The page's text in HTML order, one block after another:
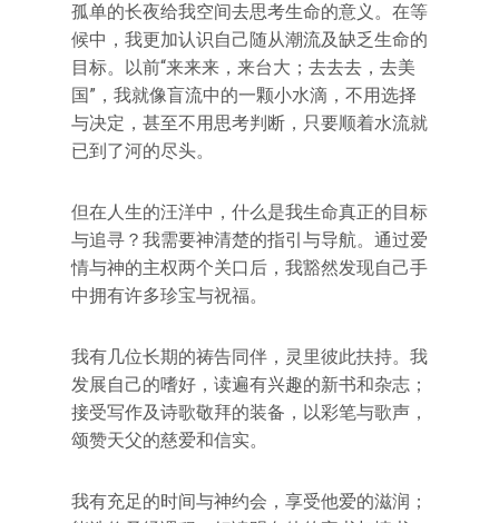
孤单的长夜给我空间去思考生命的意义。在等
候中，我更加认识自己随从潮流及缺乏生命的
目标。以前“来来来，来台大；去去去，去美
国”，我就像盲流中的一颗小水滴，不用选择
与决定，甚至不用思考判断，只要顺着水流就
已到了河的尽头。
但在人生的汪洋中，什么是我生命真正的目标
与追寻？我需要神清楚的指引与导航。通过爱
情与神的主权两个关口后，我豁然发现自己手
中拥有许多珍宝与祝福。
我有几位长期的祷告同伴，灵里彼此扶持。我
发展自己的嗜好，读遍有兴趣的新书和杂志；
接受写作及诗歌敬拜的装备，以彩笔与歌声，
颂赞天父的慈爱和信实。
我有充足的时间与神约会，享受他爱的滋润；